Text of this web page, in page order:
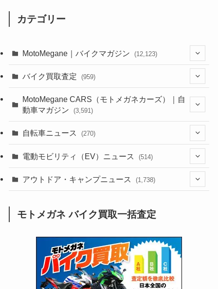
カテゴリー
MotoMegane｜バイクマガジン (12,123)
(44)
(637)
(118)
(60)
(31)
(51)
(34)
(5)
(251)
(38)
(24)
(16)
(25)
(24)
(249)
(64)
(16)
(62)
(4)
(306)
(6,953)
(2,473)
(249)
(1,226)
(12)
(131)
(38)
(167)
(85)
(171)
(66)
(16)
(141)
(254)
(1,138)
(166)
(23)
(33)
(415)
(16)
バイク買取査定 (959)
(352)
MotoMegane CARS（モトメガネカーズ）｜自
動車マガジン
(3,591)
(184)
(137)
(72)
(2,734)
(126)
(170)
自転車ニュース (270)
(54)
(211)
電動モビリティ（EV）ニュース (514)
(132)
(171)
(118)
(27)
アウトドア・キャンプニュース (1,738)
(1,605)
(147)
(13)
モトメガネ バイク買取一括査定